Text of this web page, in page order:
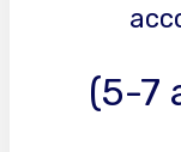
(5-7